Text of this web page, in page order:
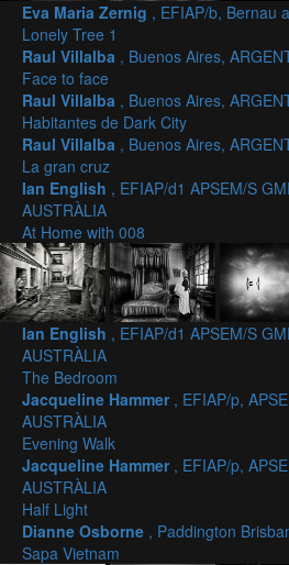
Eva Maria Zernig , EFIAP/b, Bernau
Lonely Tree 1
Raul Villalba , Buenos Aires,
Face to face
Raul Villalba , Buenos Aires,
Habitantes de Dark City
Raul Villalba , Buenos Aires,
La gran cruz
Ian English , EFIAP/d1 APSEM/S
AUSTRÀLIA
At Home with 008
Ian English , EFIAP/d1 APSEM/S
AUSTRÀLIA
The Bedroom
Jacqueline Hammer , EFIAP/p,
AUSTRÀLIA
Evening Walk
Jacqueline Hammer , EFIAP/p,
AUSTRÀLIA
Half Light
Dianne Osborne , Paddington
Sapa Vietnam